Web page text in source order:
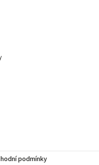
podmínky